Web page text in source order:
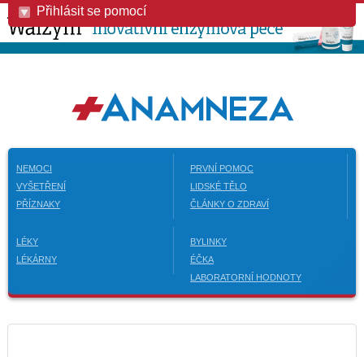
Přihlásit se pomocí
NEMOCI
VYŠETŘENÍ
PŘÍZNAKY
PRVNÍ POMOC
LIDSKÉ TĚLO
ČLÁNKY O ZDRAVÍ
LÉKY
LÉKÁRNY
BYLINKY
ÉČKA
LABORATORNÍ HODNOTY